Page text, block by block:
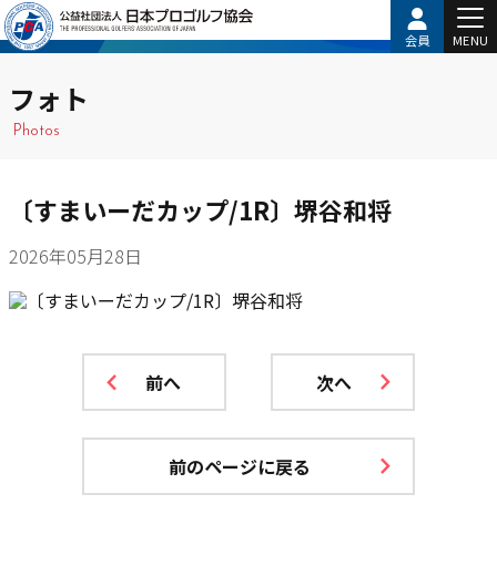
会員 MENU
フォト
Photos
〔すまいーだカップ/1R〕堺谷和将
2026年05月28日
前へ 次へ
前のページに戻る